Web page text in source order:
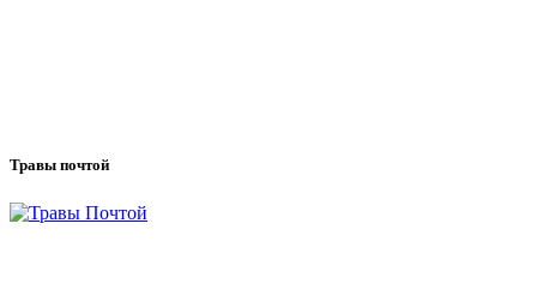
Травы почтой